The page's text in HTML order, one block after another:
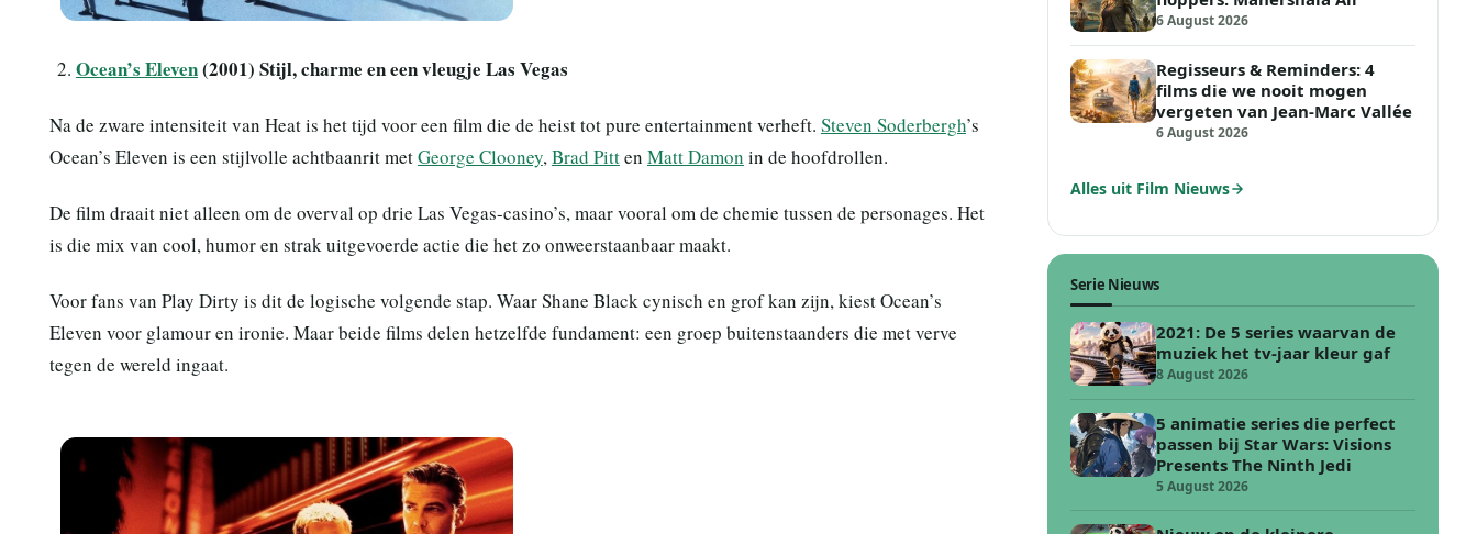
Ocean’s Eleven(2001) Stijl, charme en een vleugje Las Vegas
Na de zware intensiteit van Heat is het tijd voor een film die de heist tot pure entertainment verheft. Steven Soderbergh’s
Ocean’s Eleven is een stijlvolle achtbaanrit metGeorge Clooney, Brad Pitten Matt Damon in de hoofdrollen.
De film draait niet alleen om de overval op drie Las Vegas-casino’s, maar vooral om de chemie tussen de personages. Het
is die mix van cool, humor en strak uitgevoerde actie die het zo onweerstaanbaar maakt.
Voor fans van Play Dirty is dit de logische volgende stap. Waar Shane Black cynisch en grof kan zijn, kiest Ocean’s
Eleven voor glamour en ironie. Maar beide films delen hetzelfde fundament: een groep buitenstaanders die met verve
tegen de wereld ingaat.
6 August 2026
Regisseurs & Reminders: 4
films die we nooit mogen
vergeten van Jean-Marc Vallée
6 August 2026
Alles uit Film Nieuws
Serie Nieuws
2021: De 5 series waarvan de
muziek het tv-jaar kleur gaf
8 August 2026
5 animatie series die perfect
passen bij Star Wars: Visions
Presents The Ninth Jedi
5 August 2026